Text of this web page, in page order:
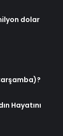
dolar
Hayatını